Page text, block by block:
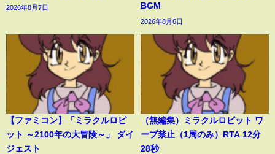
2026年8月7日
BGM
2026年8月6日
【ファミコン】「ミラクルロピ
ット ～2100年の大冒険～」 ダイ
ジェスト
（無編集）ミラクルロピット ワ
ープ禁止（1周のみ）RTA 12分
28秒